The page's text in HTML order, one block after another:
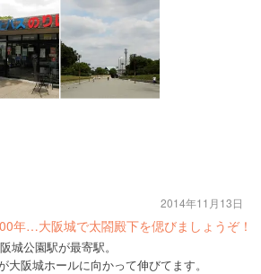
年…大阪城で太閤殿下を偲びましょうぞ！
城公園駅が最寄駅。
大阪城ホールに向かって伸びてます。
2014年11月13日